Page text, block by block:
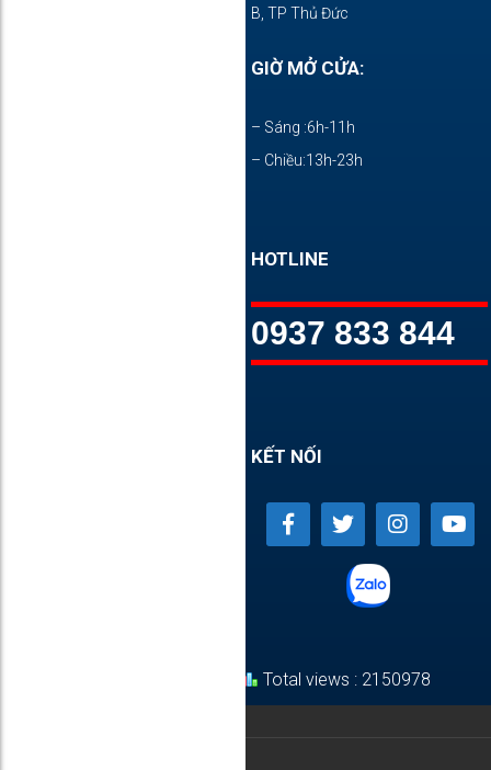
B, TP Thủ Đức
GIỜ MỞ CỬA:
– Sáng :6h-11h
– Chiều:13h-23h
HOTLINE
0937 833 844
KẾT NỐI
Total views : 2150978